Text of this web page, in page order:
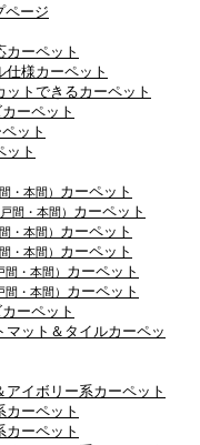
ページ
カーペット
仕様カーペット
ットできるカーペット
ーペット
ット
ット
・本間） カーペット
戸間・本間） カーペット
・本間） カーペット
・本間） カーペット
間・本間） カーペット
間・本間） カーペット
ーペット
マット＆タイルカーペッ
アイボリー系カーペット
カーペット
カーペット